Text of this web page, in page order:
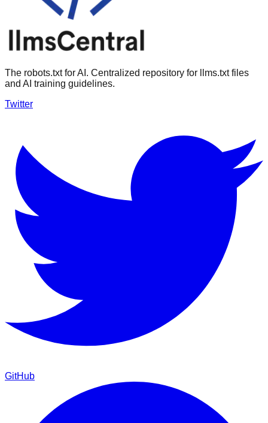
The robots.txt for AI. Centralized repository for llms.txt files
and AI training guidelines.
Twitter
GitHub